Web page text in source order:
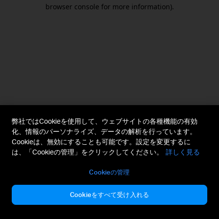
browser console for more information).
弊社ではCookieを使用して、ウェブサイトの各種機能の有効
化、情報のパーソナライズ、データの解析を行っています。
Cookieは、無効にすることも可能です。設定を変更するに
は、「Cookieの管理」をクリックしてください。
詳しく見る
Cookieの管理
Cookieをすべて受け入れる